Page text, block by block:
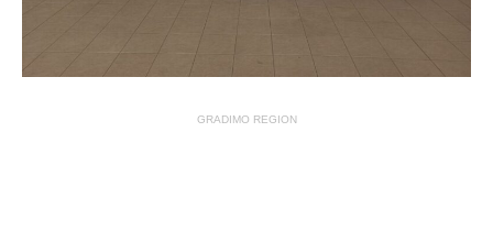
GRADIMO REGION